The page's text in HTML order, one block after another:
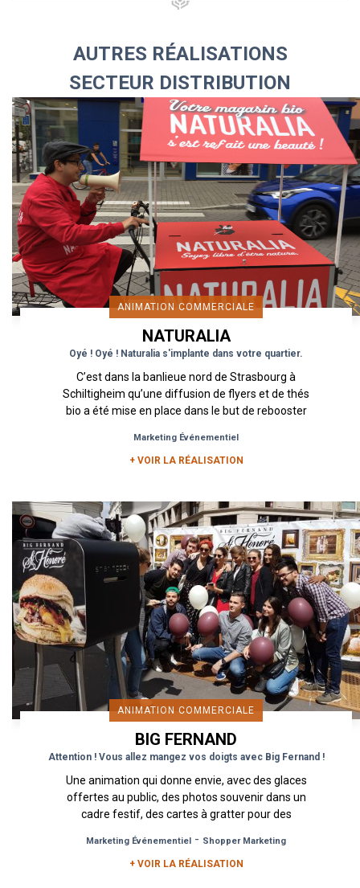
AUTRES RÉALISATIONS
SECTEUR DISTRIBUTION
ANIMATION COMMERCIALE
NATURALIA
Oyé ! Oyé ! Naturalia s'implante dans votre quartier.
C’est dans la banlieue nord de Strasbourg à
Schiltigheim qu’une diffusion de flyers et de thés
bio a été mise en place dans le but de rebooster
Marketing Événementiel
+ VOIR LA RÉALISATION
ANIMATION COMMERCIALE
BIG FERNAND
Attention ! Vous allez mangez vos doigts avec Big Fernand !
Une animation qui donne envie, avec des glaces
offertes au public, des photos souvenir dans un
cadre festif, des cartes à gratter pour des
Marketing Événementiel - Shopper Marketing
+ VOIR LA RÉALISATION